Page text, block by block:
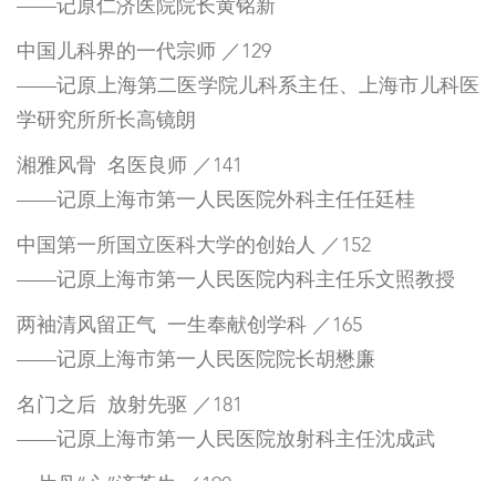
——记原仁济医院院长黄铭新
中国儿科界的一代宗师 ／129
——记原上海第二医学院儿科系主任、上海市儿科医
学研究所所长高镜朗
湘雅风骨 名医良师 ／141
——记原上海市第一人民医院外科主任任廷桂
中国第一所国立医科大学的创始人 ／152
——记原上海市第一人民医院内科主任乐文照教授
两袖清风留正气 一生奉献创学科 ／165
——记原上海市第一人民医院院长胡懋廉
名门之后 放射先驱 ／181
——记原上海市第一人民医院放射科主任沈成武